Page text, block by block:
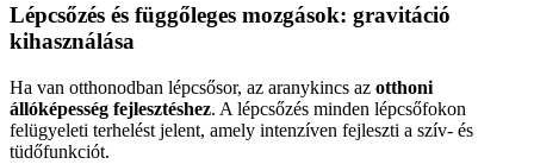
Lépcsőzés és függőleges mozgások: gravitáció
kihasználása
Ha van otthonodban lépcsősor, az aranykincs az otthoni
állóképesség fejlesztéshez. A lépcsőzés minden lépcsőfokon
felügyeleti terhelést jelent, amely intenzíven fejleszti a szív- és
tüdőfunkciót.